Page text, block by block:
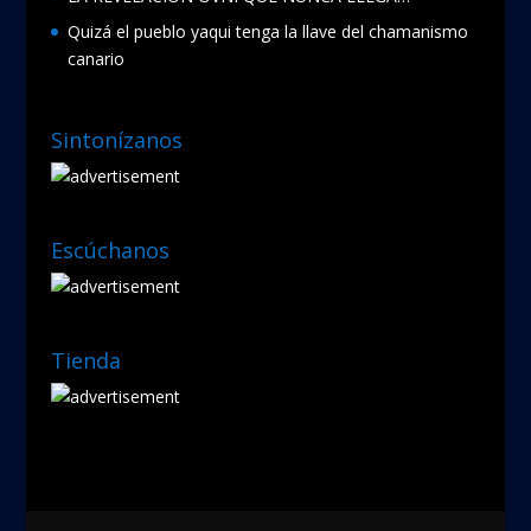
Quizá el pueblo yaqui tenga la llave del chamanismo
canario
Sintonízanos
Escúchanos
Tienda